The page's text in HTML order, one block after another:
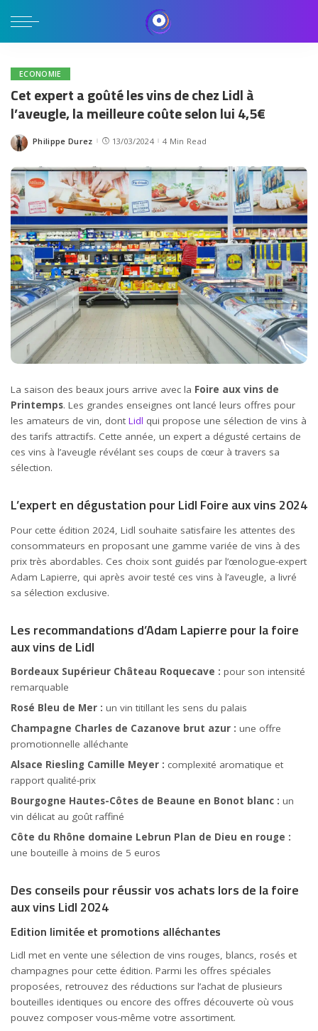
ECONOMIE
Cet expert a goûté les vins de chez Lidl à
l’aveugle, la meilleure coûte selon lui 4,5€
Posted
Philippe Durez 13/03/2024 4 Min Read
La saison des beaux jours arrive avec la Foire aux vins de
Printemps. Les grandes enseignes ont lancé leurs offres pour
les amateurs de vin, dont Lidl qui propose une sélection de vins à
des tarifs attractifs. Cette année, un expert a dégusté certains de
ces vins à l’aveugle révélant ses coups de cœur à travers sa
sélection.
L’expert en dégustation pour Lidl Foire aux vins 2024
Pour cette édition 2024, Lidl souhaite satisfaire les attentes des
consommateurs en proposant une gamme variée de vins à des
prix très abordables. Ces choix sont guidés par l’œnologue-expert
Adam Lapierre, qui après avoir testé ces vins à l’aveugle, a livré
sa sélection exclusive.
Les recommandations d’Adam Lapierre pour la foire
aux vins de Lidl
Bordeaux Supérieur Château Roquecave : pour son intensité
remarquable
Rosé Bleu de Mer : un vin titillant les sens du palais
Champagne Charles de Cazanove brut azur : une offre
promotionnelle alléchante
Alsace Riesling Camille Meyer : complexité aromatique et
rapport qualité-prix
Bourgogne Hautes-Côtes de Beaune en Bonot blanc : un
vin délicat au goût raffiné
Côte du Rhône domaine Lebrun Plan de Dieu en rouge :
une bouteille à moins de 5 euros
Des conseils pour réussir vos achats lors de la foire
aux vins Lidl 2024
Edition limitée et promotions alléchantes
Lidl met en vente une sélection de vins rouges, blancs, rosés et
champagnes pour cette édition. Parmi les offres spéciales
proposées, retrouvez des réductions sur l’achat de plusieurs
bouteilles identiques ou encore des offres découverte où vous
pouvez composer vous-même votre assortiment.